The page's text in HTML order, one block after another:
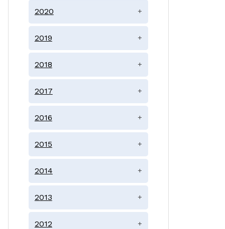
2020 +
2019 +
2018 +
2017 +
2016 +
2015 +
2014 +
2013 +
2012 +